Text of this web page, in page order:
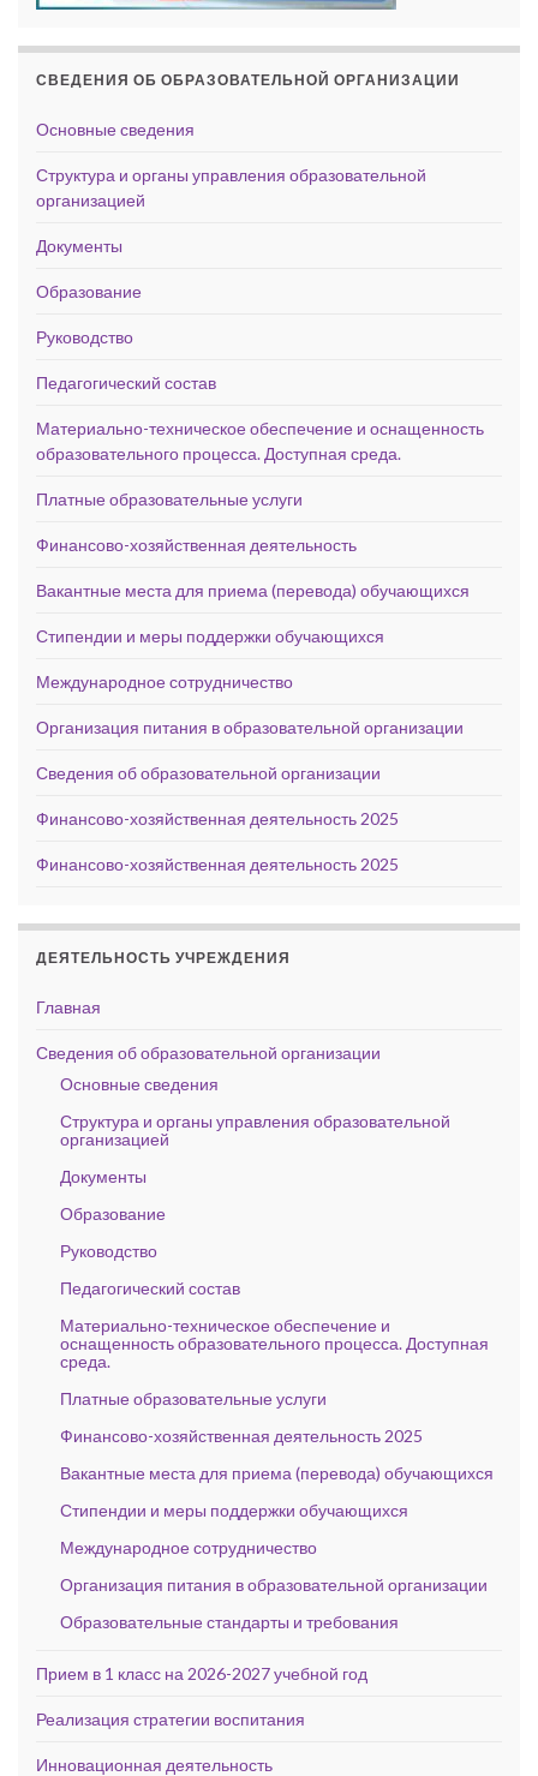
СВЕДЕНИЯ ОБ ОБРАЗОВАТЕЛЬНОЙ ОРГАНИЗАЦИИ
Основные сведения
Структура и органы управления образовательной
организацией
Документы
Образование
Руководство
Педагогический состав
Материально-техническое обеспечение и оснащенность
образовательного процесса. Доступная среда.
Платные образовательные услуги
Финансово-хозяйственная деятельность
Вакантные места для приема (перевода) обучающихся
Стипендии и меры поддержки обучающихся
Международное сотрудничество
Организация питания в образовательной организации
Сведения об образовательной организации
Финансово-хозяйственная деятельность 2025
Финансово-хозяйственная деятельность 2025
ДЕЯТЕЛЬНОСТЬ УЧРЕЖДЕНИЯ
Главная
Сведения об образовательной организации
Основные сведения
Структура и органы управления образовательной
организацией
Документы
Образование
Руководство
Педагогический состав
Материально-техническое обеспечение и
оснащенность образовательного процесса. Доступная
среда.
Платные образовательные услуги
Финансово-хозяйственная деятельность 2025
Вакантные места для приема (перевода) обучающихся
Стипендии и меры поддержки обучающихся
Международное сотрудничество
Организация питания в образовательной организации
Образовательные стандарты и требования
Прием в 1 класс на 2026-2027 учебной год
Реализация стратегии воспитания
Инновационная деятельность